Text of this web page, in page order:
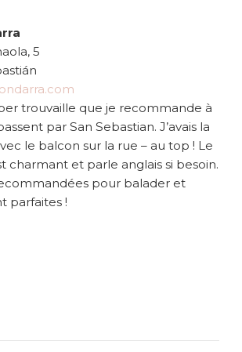
5
trouvaille que je recommande à
par San Sebastian. J’avais la
le balcon sur la rue – au top ! Le
charmant et parle anglais si besoin.
pour balader et
parfaites !